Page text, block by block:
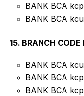
BANK BCA
BANK BCA
15. BRANCH
BANK BCA
BANK BCA
BANK BCA